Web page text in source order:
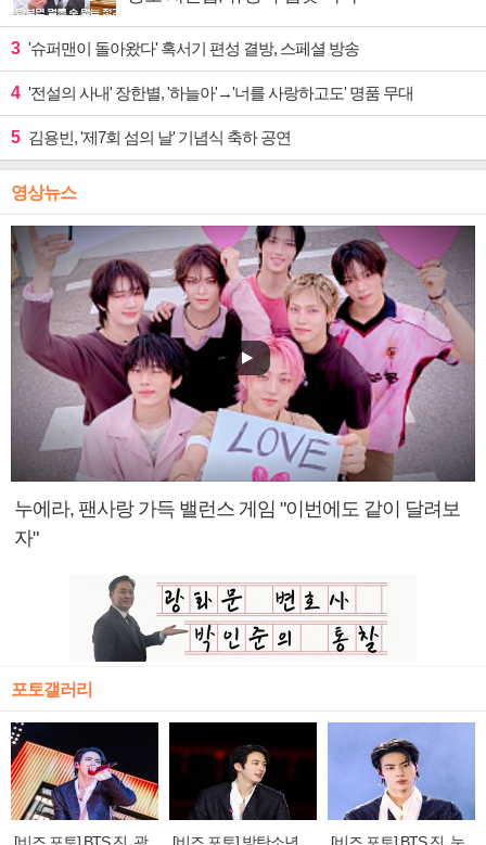
3 '슈퍼맨이 돌아왔다' 혹서기 편성 결방, 스페셜 방송
4 '전설의 사내' 장한별, '하늘아'→'너를 사랑하고도' 명품 무대
5 김용빈, '제7회 섬의 날' 기념식 축하 공연
영상뉴스
누에라, 팬사랑 가득 밸런스 게임 "이번에도 같이 달려보
자"
포토갤러리